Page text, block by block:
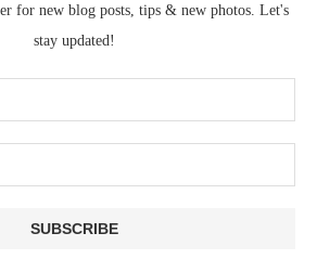
for new blog posts, tips & new photos. Let's
stay updated!